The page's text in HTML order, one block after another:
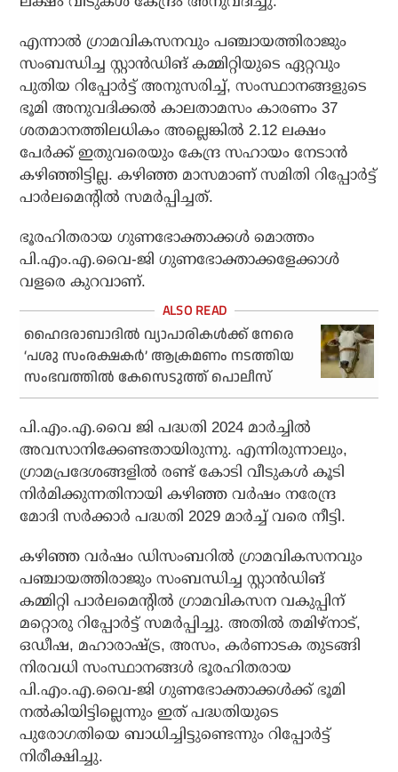
എന്നാൽ ഗ്രാമവികസനവും പഞ്ചായത്തിരാജും
സംബന്ധിച്ച സ്റ്റാൻഡിങ് കമ്മിറ്റിയുടെ ഏറ്റവും
പുതിയ റിപ്പോർട്ട് അനുസരിച്ച്, സംസ്ഥാനങ്ങളുടെ
ഭൂമി അനുവദിക്കൽ കാലതാമസം കാരണം 37
ശതമാനത്തിലധികം അല്ലെങ്കിൽ 2.12 ലക്ഷം
പേർക്ക് ഇതുവരെയും കേന്ദ്ര സഹായം നേടാൻ
കഴിഞ്ഞിട്ടില്ല. കഴിഞ്ഞ മാസമാണ് സമിതി റിപ്പോർട്ട്
പാർലമെൻ്റിൽ സമർപ്പിച്ചത്.
ഭൂരഹിതരായ ഗുണഭോക്താക്കൾ മൊത്തം
പി.എം.എ.വൈ-ജി ഗുണഭോക്താക്കളേക്കാൾ
വളരെ കുറവാണ്.
ഹൈദരാബാദിൽ വ്യാപാരികൾക്ക് നേരെ
‘പശു സംരക്ഷകർ’ ആക്രമണം നടത്തിയ
സംഭവത്തിൽ കേസെടുത്ത് പൊലീസ്
പി.എം.എ.വൈ ജി പദ്ധതി 2024 മാർച്ചിൽ
അവസാനിക്കേണ്ടതായിരുന്നു. എന്നിരുന്നാലും,
ഗ്രാമപ്രദേശങ്ങളിൽ രണ്ട് കോടി വീടുകൾ കൂടി
നിർമിക്കുന്നതിനായി കഴിഞ്ഞ വർഷം നരേന്ദ്ര
മോദി സർക്കാർ പദ്ധതി 2029 മാർച്ച് വരെ നീട്ടി.
കഴിഞ്ഞ വർഷം ഡിസംബറിൽ ഗ്രാമവികസനവും
പഞ്ചായത്തിരാജും സംബന്ധിച്ച സ്റ്റാൻഡിങ്
കമ്മിറ്റി പാർലമെൻ്റിൽ ഗ്രാമവികസന വകുപ്പിന്
മറ്റൊരു റിപ്പോർട്ട് സമർപ്പിച്ചു. അതിൽ തമിഴ്‌നാട്,
ഒഡീഷ, മഹാരാഷ്ട്ര, അസം, കർണാടക തുടങ്ങി
നിരവധി സംസ്ഥാനങ്ങൾ ഭൂരഹിതരായ
പി.എം.എ.വൈ-ജി ഗുണഭോക്താക്കൾക്ക് ഭൂമി
നൽകിയിട്ടില്ലെന്നും ഇത് പദ്ധതിയുടെ
പുരോഗതിയെ ബാധിച്ചിട്ടുണ്ടെന്നും റിപ്പോർട്ട്
നിരീക്ഷിച്ചു.